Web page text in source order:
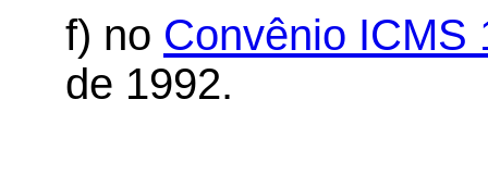
f) no Convênio ICMS
de 1992.